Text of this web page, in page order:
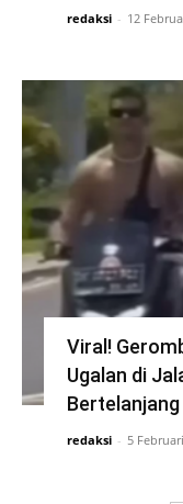
redaksi - 12
Viral!
Ugalan di
redaksi - 5